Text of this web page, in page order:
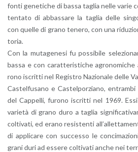
fonti ge­ne­ti­che di bassa ta­glia nelle varie
ten­ta­to di ab­bas­sa­re la ta­glia delle
con quel­le di grano te­ne­ro, con una
to­ria.
Con la mu­ta­ge­ne­si fu pos­si­bi­le
bassa e con ca­rat­te­ri­sti­che
ro­no iscrit­ti nel Re­gi­stro Na­zio­na­le delle
Ca­stel­fu­sa­no e Ca­stel­por­zia­no,
del Cap­pel­li, fu­ro­no iscrit­ti nel 1969.
va­rie­tà di grano duro a ta­glia
col­ti­va­ti, ed erano re­si­sten­ti
di ap­pli­ca­re con suc­ces­so le
grani duri ad es­se­re col­ti­va­ti anche nei